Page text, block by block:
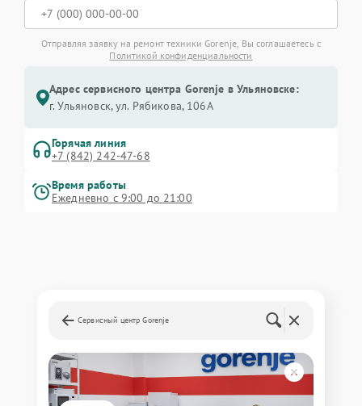
Отправляя заявку на ремонт техники Gorenje, Вы соглашаетесь с
Политикой конфиденциальности
Адрес сервисного центра Gorenje в Ульяновске:
г. Ульяновск, ул. Рябикова, 106А
Горячая линия
+7 (842) 242-47-68
Время работы
Ежедневно с 9:00 до 21:00
Сервисный центр Gorenje